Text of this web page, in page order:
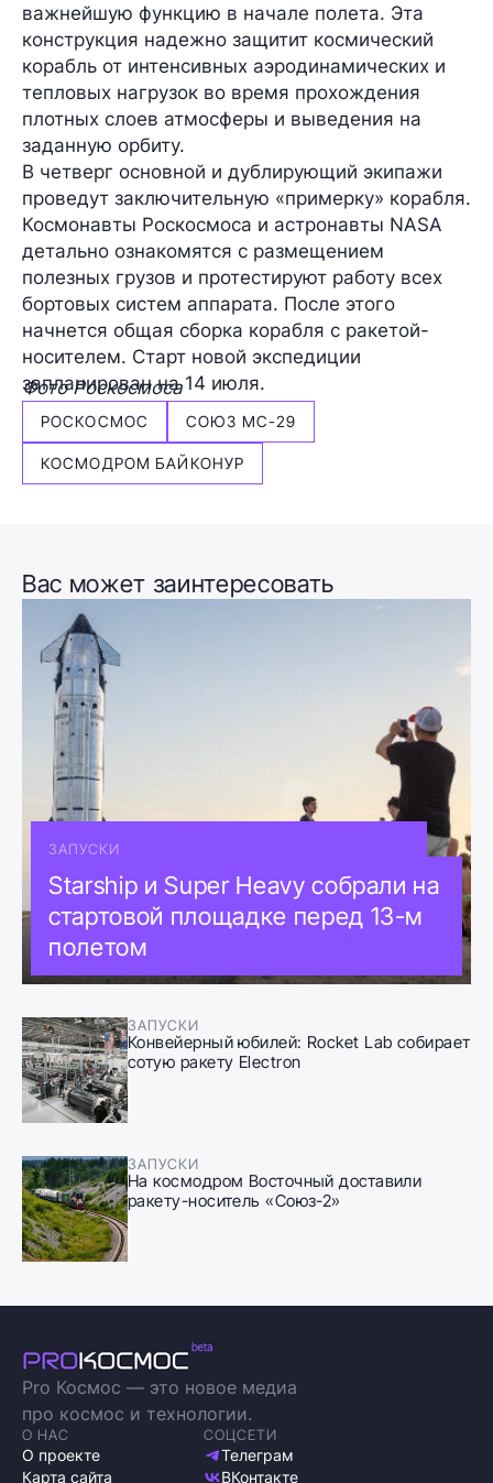
важнейшую функцию в начале полета. Эта
конструкция надежно защитит космический
корабль от интенсивных аэродинамических и
тепловых нагрузок во время прохождения
плотных слоев атмосферы и выведения на
заданную орбиту.
В четверг основной и дублирующий экипажи
проведут заключительную «примерку» корабля.
Космонавты Роскосмоса и астронавты NASA
детально ознакомятся с размещением
полезных грузов и протестируют работу всех
бортовых систем аппарата. После этого
начнется общая сборка корабля с ракетой-
носителем. Старт новой экспедиции
запланирован на 14 июля.
Фото Роскосмоса
РОСКОСМОС СОЮЗ МС-29
КОСМОДРОМ БАЙКОНУР
Вас может заинтересовать
ЗАПУСКИ
Starship и Super Heavy собрали на
стартовой площадке перед 13-м
полетом
ЗАПУСКИ
Конвейерный юбилей: Rocket Lab собирает
сотую ракету Electron
ЗАПУСКИ
На космодром Восточный доставили
ракету-носитель «Союз-2»
Pro Космос — это новое медиа
про космос и технологии.
О НАС
О проекте
Карта сайта
СОЦСЕТИ
Телеграм
ВКонтакте